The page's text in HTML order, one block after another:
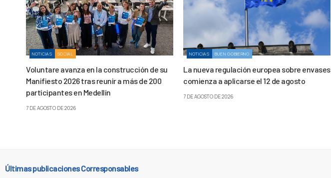
NOTICIAS SOCIAL
Voluntare avanza en la construcción de su
Manifiesto 2026 tras reunir a más de 200
participantes en Medellín
7 DE AGOSTO DE 2026
NOTICIAS BUEN GOBIERNO
La nueva regulación europea sobre envases
comienza a aplicarse el 12 de agosto
7 DE AGOSTO DE 2026
Últimas publicaciones Corresponsables